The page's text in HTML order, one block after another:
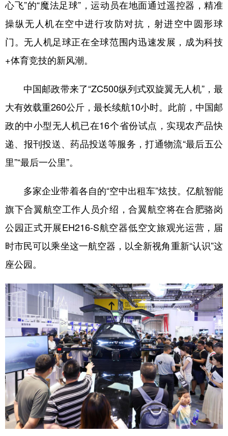
山东 河南 湖北 湖南
广东 广西
陕西 甘肃 青海 宁夏
新疆 内蒙古 黑龙江
多语种频道
Русский язык 日本語 한국어
Deutsch Português
心飞”的“魔法足球”，运动员在地面通过遥控器，精准
操纵无人机在空中进行攻防对抗，射进空中圆形球
门。无人机足球正在全球范围内迅速发展，成为科技
+体育竞技的新风潮。
中国邮政带来了“ZC500纵列式双旋翼无人机”，最
大有效载重260公斤，最长续航10小时。此前，中国邮
政的中小型无人机已在16个省份试点，实现农产品快
递、报刊投送、药品投送等服务，打通物流“最后五公
里”“最后一公里”。
多家企业带着各自的“空中出租车”炫技。亿航智能
旗下合翼航空工作人员介绍，合翼航空将在合肥骆岗
公园正式开展EH216-S航空器低空文旅观光运营，届
时市民可以乘坐这一航空器，以全新视角重新“认识”这
座公园。